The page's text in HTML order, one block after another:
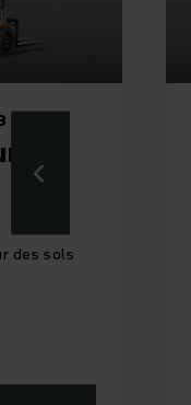
/ 320
des sols